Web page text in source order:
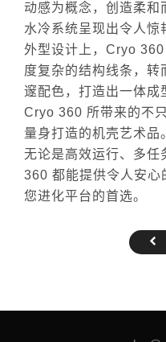
动感为概念，创造柔和
水冷系统呈现出令人惊
外型设计上， Cryo 360
度复杂的结构线条，转
邃配色，打造出一体成
Cryo 360 所带来的不
量身打造的机壳艺术品
无论是高效运行、多任
360 都能提供令人安心
您进化平台的首选。